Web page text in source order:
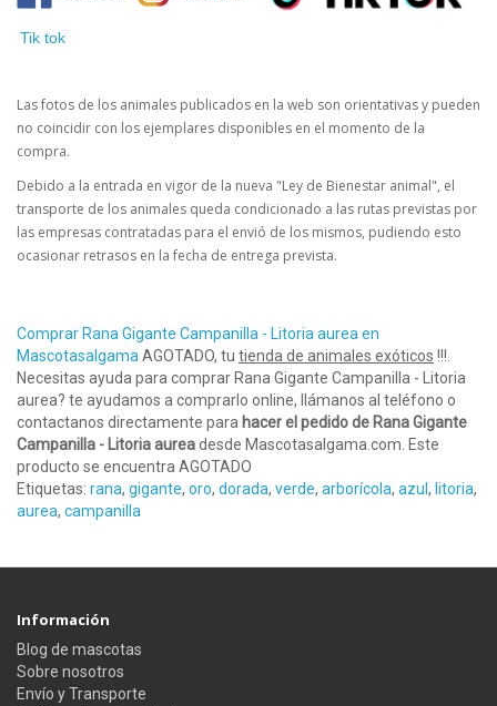
Tik tok
Las fotos de los animales publicados en la web son orientativas y pueden
no coincidir con los ejemplares disponibles en el momento de la
compra.
Debido a la entrada en vigor de la nueva "Ley de Bienestar animal", el
transporte de los animales queda condicionado a las rutas previstas por
las empresas contratadas para el envió de los mismos, pudiendo esto
ocasionar retrasos en la fecha de entrega prevista.
Comprar Rana Gigante Campanilla - Litoria aurea en
MascotasalgamaAGOTADO, tu tienda de animales exóticos !!!.
Necesitas ayuda para comprar Rana Gigante Campanilla - Litoria
aurea? te ayudamos a comprarlo online, llámanos al teléfono o
contactanos directamente para hacer el pedido de Rana Gigante
Campanilla - Litoria aureadesde Mascotasalgama.com. Este
producto se encuentra AGOTADO
Etiquetas: rana, gigante, oro, dorada, verde, arborícola, azul , litoria,
aurea, campanilla
Información
Blog de mascotas
Sobre nosotros
Envío y Transporte